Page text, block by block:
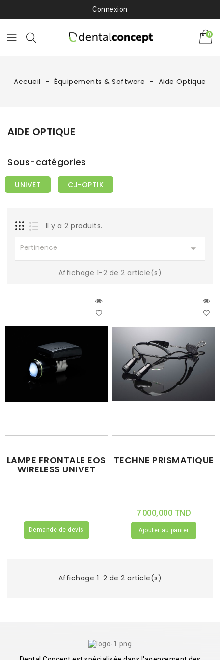
Connexion
0
Accueil Équipements & Software Aide Optique
AIDE OPTIQUE
Sous-catégories
UNIVET CJ-OPTIK
Il y a 2 produits.
Pertinence 
Affichage 1-2 de 2 article(s)
LAMPE FRONTALE EOS
WIRELESS UNIVET
Demande de devis
TECHNE PRISMATIQUE
7 000,000 TND
Ajouter au panier
Affichage 1-2 de 2 article(s)